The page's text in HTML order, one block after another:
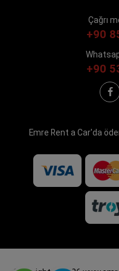
Çağrı
+90
+90
Emre Rent a Car'da